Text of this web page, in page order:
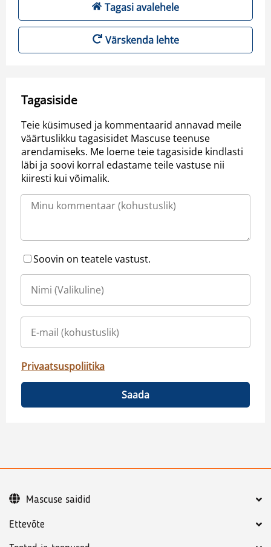
Tagasi avalehele
Värskenda lehte
Tagasiside
Teie küsimused ja kommentaarid annavad meile
väärtuslikku tagasisidet Mascuse teenuse
arendamiseks. Me loeme teie tagasiside kindlasti
läbi ja soovi korral edastame teile vastuse nii
kiiresti kui võimalik.
Soovin on teatele vastust.
Privaatsuspoliitika
Saada
Ettevõte
Mascuse saidid